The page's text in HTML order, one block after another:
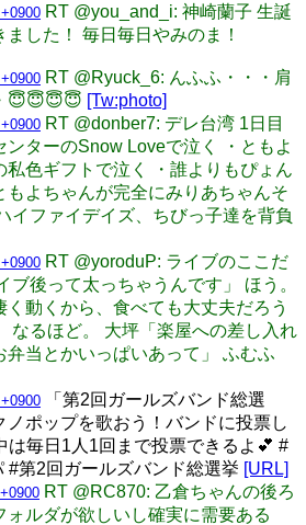
RT @you_and_i: 神崎蘭子 生誕
した！ 毎日毎日やみのま！
RT @Ryuck_6: んふふ・・・肩
😇😇😇😇 [Tw:photo]
RT @donber7: デレ台湾 1日目
ンターのSnow Loveで泣く ・ともよ
私色ギフトで泣く ・誰よりもぴょん
もよちゃんが完全にみりあちゃんそ
イファイデイズ、ちびっ子達を背負
RT @yoroduP: ライブのここだ
ブ後って太っちゃうんです」 ほう。
く動くから、食べても大丈夫だろう
なるほど。 大坪「楽屋への差し入れ
弁当とかいっぱいあって」 ふむふ
「第2回ガールズバンド総選
ノポップを歌おう！バンドに投票し
は毎日1人1回まで投票できるよ💕 #
#第2回ガールズバンド総選挙 [URL]
RT @RC870: 乙倉ちゃんの後ろ
ォルダが欲しいし確実に需要ある